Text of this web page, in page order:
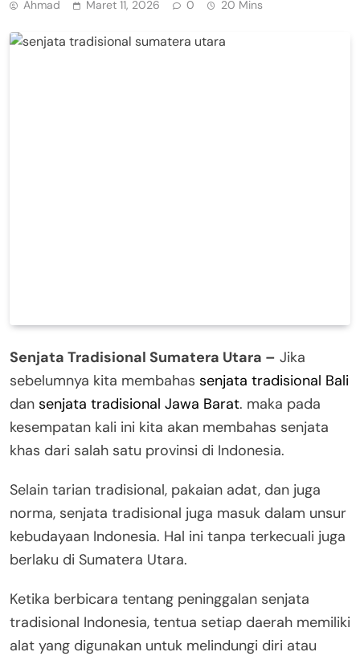
Ahmad Maret 11, 2026 0 20 Mins
Senjata Tradisional Sumatera Utara – Jika
sebelumnya kita membahas senjata tradisional Bali
dan senjata tradisional Jawa Barat. maka pada
kesempatan kali ini kita akan membahas senjata
khas dari salah satu provinsi di Indonesia.
Selain tarian tradisional, pakaian adat, dan juga
norma, senjata tradisional juga masuk dalam unsur
kebudayaan Indonesia. Hal ini tanpa terkecuali juga
berlaku di Sumatera Utara.
Ketika berbicara tentang peninggalan senjata
tradisional Indonesia, tentua setiap daerah memiliki
alat yang digunakan untuk melindungi diri atau